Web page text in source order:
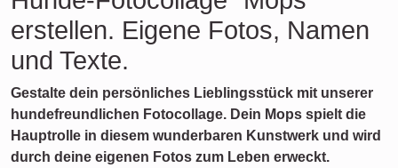
erstellen. Eigene Fotos, Namen
und Texte.
Gestalte dein persönliches Lieblingsstück mit unserer
hundefreundlichen Fotocollage. Dein Mops spielt die
Hauptrolle in diesem wunderbaren Kunstwerk und wird
durch deine eigenen Fotos zum Leben erweckt.